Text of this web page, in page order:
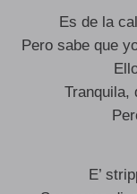
Es de la
Pero sabe que
Tranquila,
E’